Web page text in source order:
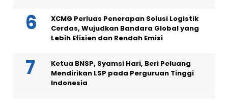
XCMG Perluas Penerapan Solusi Logistik
Cerdas, Wujudkan Bandara Global yang
Lebih Efisien dan Rendah Emisi
Ketua BNSP, Syamsi Hari, Beri Peluang
Mendirikan LSP pada Perguruan Tinggi
Indonesia